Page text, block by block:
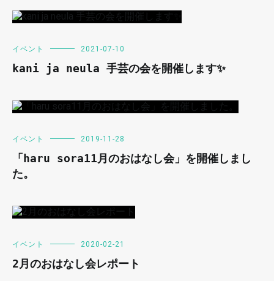
イベント 2021-07-10
kani ja neula 手芸の会を開催します✨
イベント 2019-11-28
「haru sora11月のおはなし会」を開催しまし
た。
イベント 2020-02-21
2月のおはなし会レポート